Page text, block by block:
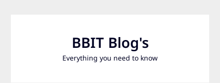
BBIT Blog's
Everything you need to know